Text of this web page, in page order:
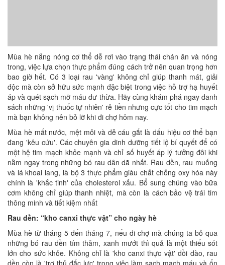
Mùa hè nắng nóng cơ thể dễ rơi vào trạng thái chán ăn và nóng
trong, việc lựa chọn thực phẩm đúng cách trở nên quan trọng hơn
bao giờ hết. Có 3 loại rau 'vàng' không chỉ giúp thanh mát, giải
độc mà còn sở hữu sức mạnh đặc biệt trong việc hỗ trợ hạ huyết
áp và quét sạch mỡ máu dư thừa. Hãy cùng khám phá ngay danh
sách những 'vị thuốc tự nhiên' rẻ tiền nhưng cực tốt cho tim mạch
mà bạn không nên bỏ lỡ khi đi chợ hôm nay.
Mùa hè mất nước, mệt mỏi và dễ cáu gắt là dấu hiệu cơ thể bạn
đang 'kêu cứu'. Các chuyên gia dinh dưỡng tiết lộ bí quyết để có
một hệ tim mạch khỏe mạnh và chỉ số huyết áp lý tưởng đôi khi
nằm ngay trong những bó rau dân dã nhất. Rau dền, rau muống
và lá khoai lang, là bộ 3 thực phẩm giàu chất chống oxy hóa này
chính là 'khắc tinh' của cholesterol xấu. Bổ sung chúng vào bữa
cơm không chỉ giúp thanh nhiệt, mà còn là cách bảo vệ trái tim
thông minh và tiết kiệm nhất
Rau dền: “kho canxi thực vật” cho ngày hè
Mùa hè từ tháng 5 đến tháng 7, nếu đi chợ mà chúng ta bỏ qua
những bó rau dền tím thẫm, xanh mướt thì quả là một thiếu sót
lớn cho sức khỏe. Không chỉ là 'kho canxi thực vật' dồi dào, rau
dền còn là 'trợ thủ đắc lực' trong việc làm sạch mạch máu và ổn